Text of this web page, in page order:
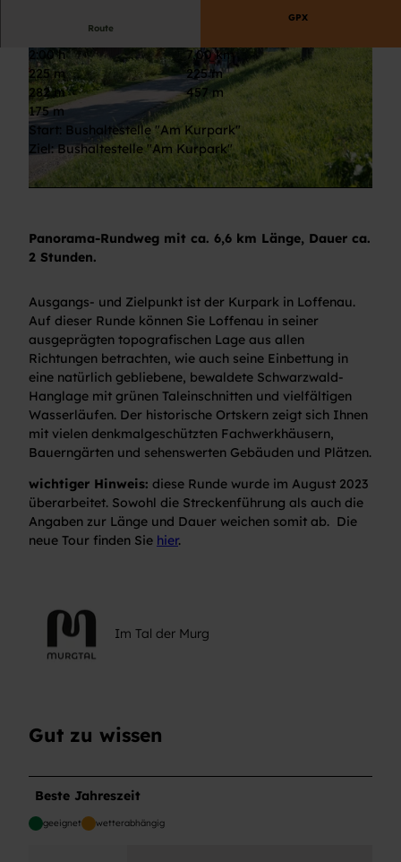
© Andrea Fels, Joachim Gerstner, Compusign
Route
GPX
2:00 h
7,00 km
225 m
225 m
282 m
457 m
175 m
Start: Bushaltestelle "Am Kurpark"
Ziel: Bushaltestelle "Am Kurpark"
Panorama-Rundweg mit ca. 6,6 km Länge, Dauer ca.
2 Stunden.
Ausgangs- und Zielpunkt ist der Kurpark in Loffenau.
Auf dieser Runde können Sie Loffenau in seiner
ausgeprägten topografischen Lage aus allen
Richtungen betrachten, wie auch seine Einbettung in
eine natürlich gebliebene, bewaldete Schwarzwald-
Hanglage mit grünen Taleinschnitten und vielfältigen
Wasserläufen. Der historische Ortskern zeigt sich Ihnen
mit vielen denkmalgeschützten Fachwerkhäusern,
Bauerngärten und sehenswerten Gebäuden und Plätzen.
wichtiger Hinweis: diese Runde wurde im August 2023
überarbeitet. Sowohl die Streckenführung als auch die
Angaben zur Länge und Dauer weichen somit ab. Die
neue Tour finden Sie hier.
Im Tal der Murg
Gut zu wissen
Beste Jahreszeit
geeignet wetterabhängig